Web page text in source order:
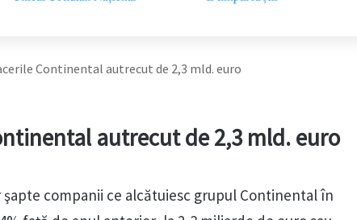
Continental autrecut de 2,3 mld. euro
autrecut de 2,3 mld. euro
com­panii ce alcă­tu­iesc grupul Conti­nen­tal în